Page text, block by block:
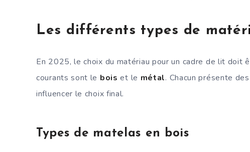
Les différents types de
En 2025, le choix du matériau pour un cadre de lit doit
courants sont le bois et le métal. Chacun présente
influencer le choix final.
Types de matelas en bois